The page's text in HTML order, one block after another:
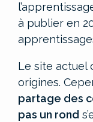
à publier en
Le site actuel
origines.
partage des
pas un rond